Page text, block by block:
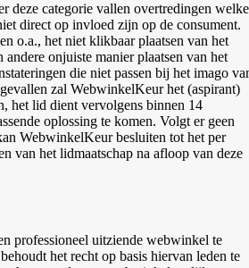
deze categorie vallen overtredingen welke
direct op invloed zijn op de consument.
o.a., het niet klikbaar plaatsen van het
onjuiste manier plaatsen van het
die niet passen bij het imago
zal WebwinkelKeur het (aspirant)
het lid dient vervolgens binnen 14
oplossing te komen. Volgt er geen
WebwinkelKeur besluiten tot het per
van het lidmaatschap na afloop van deze
professioneel uitziende webwinkel te
het recht op basis hiervan leden te